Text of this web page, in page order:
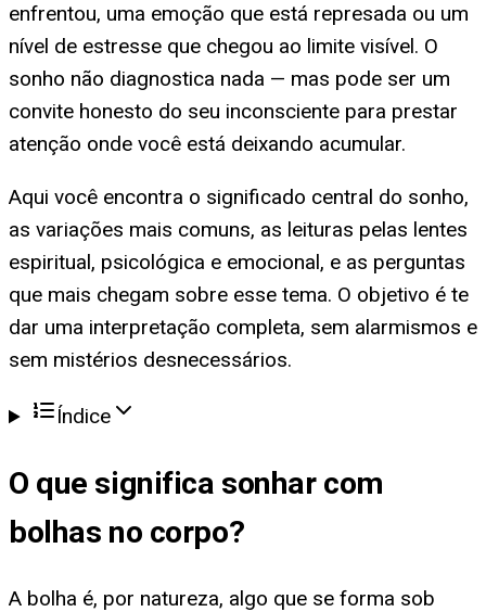
enfrentou, uma emoção que está represada ou um
nível de estresse que chegou ao limite visível. O
sonho não diagnostica nada — mas pode ser um
convite honesto do seu inconsciente para prestar
atenção onde você está deixando acumular.
Aqui você encontra o significado central do sonho,
as variações mais comuns, as leituras pelas lentes
espiritual, psicológica e emocional, e as perguntas
que mais chegam sobre esse tema. O objetivo é te
dar uma interpretação completa, sem alarmismos e
sem mistérios desnecessários.
Índice
O que significa sonhar com
bolhas no corpo?
A bolha é, por natureza, algo que se forma sob